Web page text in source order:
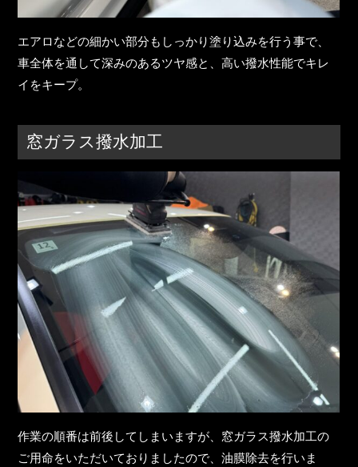
エアロなどの細かい部分もしっかり塗り込みを行う事で、
車全体を通して深みのあるツヤ感と、高い撥水性能でキレ
イをキープ。
窓ガラス撥水加工
作業の順番は前後してしまいますが、窓ガラス撥水加工の
ご用命をいただいておりましたので、油膜除去を行いま